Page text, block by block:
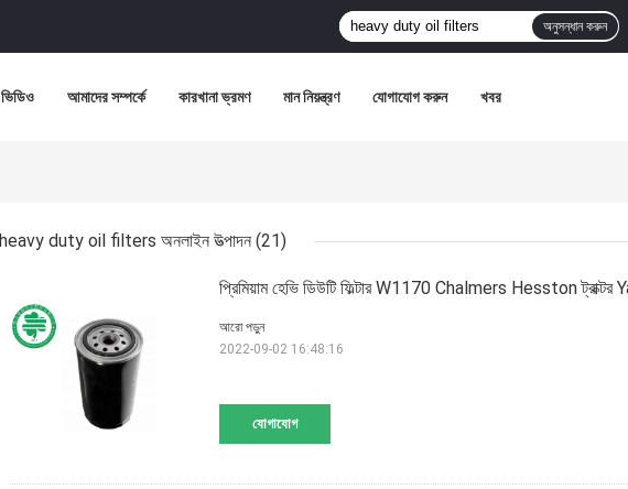
অনুসন্ধান করুন
ভিডিও আমাদের সম্পর্কে কারখানা ভ্রমণ মান নিয়ন্ত্রণ যোগাযোগ করুন খবর
heavy duty oil filters অনলাইন উত্পাদন (21)
প্রিমিয়াম হেভি ডিউটি ​​ফিল্টার W1170 Chalmers Hesston ট্রাক্টর
যোগাযোগ
আরো পড়ুন
2022-09-02 16:48:16